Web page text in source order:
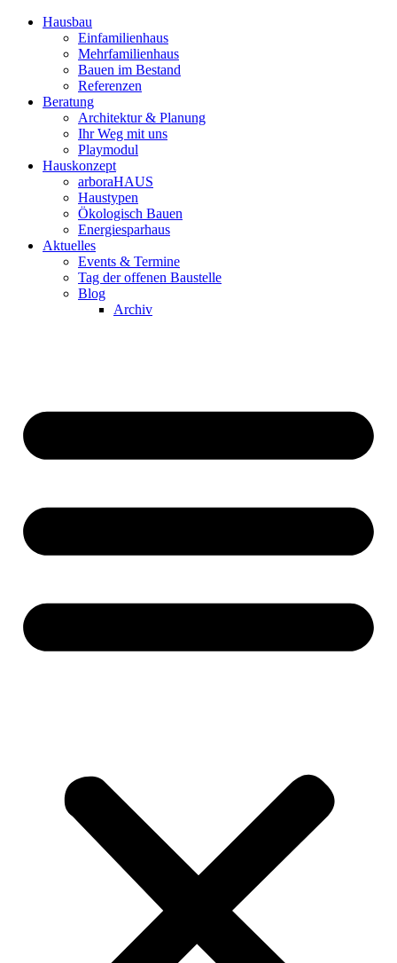
Hausbau
Einfamilienhaus
Mehrfamilienhaus
Bauen im Bestand
Referenzen
Beratung
Architektur & Planung
Ihr Weg mit uns
Playmodul
Hauskonzept
arboraHAUS
Haustypen
Ökologisch Bauen
Energiesparhaus
Aktuelles
Events & Termine
Tag der offenen Baustelle
Blog
Archiv